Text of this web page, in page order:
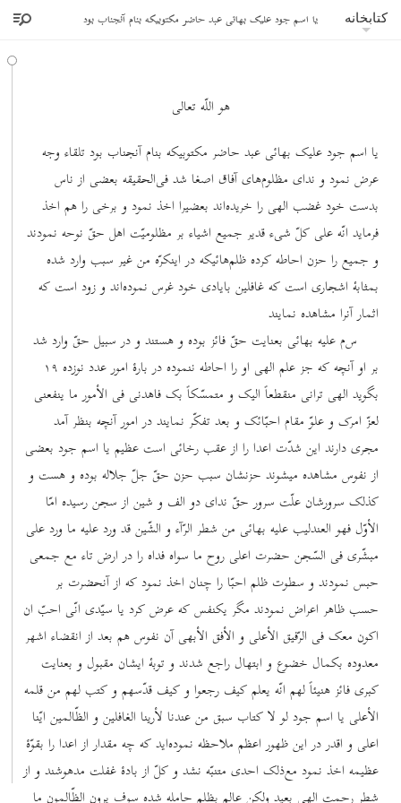
کتابخانه یا اسم جود علیک بهائی عبد حاضر مکتوبیکه بنام آنجناب بود
هو اللّه تعالی
یا اسم جود علیک بهائی عبد حاضر مکتوبیکه بنام آنجناب بود تلقاء وجه
عرض نمود و ندای مظلوم‌های آفاق اصغا شد فی‌الحقیقه بعضی از ناس
بدست خود غضب الهی را خریده‌اند بعضیرا اخذ نمود و برخی را هم اخذ
فرماید انّه علی کلّ شیء قدیر جمیع اشیاء بر مظلومیّت اهل حقّ نوحه نمودند
و جمیع را حزن احاطه کرده ظلم‌هائیکه در اینکرّه من غیر سبب وارد شده
بمثابۀ اشجاری است که غافلین بایادی خود غرس نموده‌اند و زود است که
اثمار آنرا مشاهده نمایند
س‌م علیه بهائی بعنایت حقّ فائز بوده و هستند و در سبیل حقّ وارد شد
بر او آنچه که جز علم الهی او را احاطه ننموده در بارۀ امور عدد نوزده ١٩
بگوید الهی ترانی منقطعاً الیک و متمسّکاً بک فاهدنی فی الأمور ما ینفعنی
لعزّ امرک و علوّ مقام احبّائک و بعد تفکّر نمایند در امور آنچه بنظر آمد
مجری دارند این شدّت اعدا را از عقب رخائی است عظیم یا اسم جود بعضی
از نفوس مشاهده میشوند حزنشان سبب حزن حقّ جلّ جلاله بوده و هست و
کذلک سرورشان علّت سرور حقّ ندای دو الف و شین از سجن رسیده امّا
الأوّل فهو العندلیب علیه بهائی من شطر الرّآء و الشّین قد ورد علیه ما ورد علی
مبشّری فی السّجن حضرت اعلی روح ما سواه فداه را در ارض تاء مع جمعی
حبس نمودند و سطوت ظلم احبّا را چنان اخذ نمود که از آنحضرت بر
حسب ظاهر اعراض نمودند مگر یکنفس که عرض کرد یا سیّدی انّی احبّ ان
اکون معک فی الرّفیق الأعلی و الأفق الأبهی آن نفوس هم بعد از انقضاء اشهر
معدوده بکمال خضوع و ابتهال راجع شدند و توبۀ ایشان مقبول و بعنایت
کبری فائز هنیئاً لهم انّه یعلم کیف رجعوا و کیف قدّسهم و کتب لهم من قلمه
الأعلی یا اسم جود لو لا کتاب سبق من عندنا لأرینا الغافلین و الظّالمین ایّنا
اعلی و اقدر در این ظهور اعظم ملاحظه نموده‌اید که چه مقدار از اعدا را بقوّۀ
عظیمه اخذ نمود مع‌ذلک احدی متنبّه نشد و کلّ از بادۀ غفلت مدهوشند و از